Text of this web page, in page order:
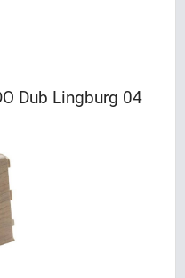
Dub Lingburg 04